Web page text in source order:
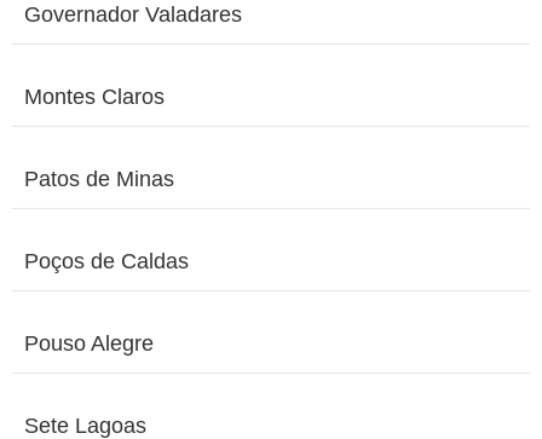
Governador Valadares
Montes Claros
Patos de Minas
Poços de Caldas
Pouso Alegre
Sete Lagoas